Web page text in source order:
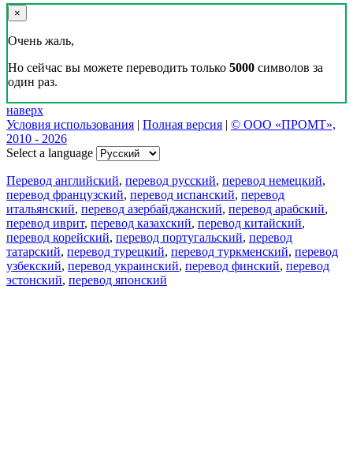
×
Очень жаль,
Но сейчас вы можете переводить только 5000 символов за
один раз.
наверх
Условия использования | Полная версия | © ООО «ПРОМТ»,
2010 - 2026
Select a language
Перевод английский, перевод русский, перевод немецкий,
перевод французский, перевод испанский, перевод
итальянский, перевод азербайджанский, перевод арабский,
перевод иврит, перевод казахский, перевод китайский,
перевод корейский, перевод португальский, перевод
татарский, перевод турецкий, перевод туркменский, перевод
узбекский, перевод украинский, перевод финский, перевод
эстонский, перевод японский